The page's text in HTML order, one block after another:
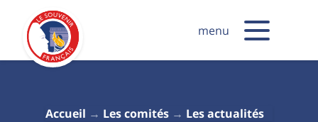
menu
Accueil Les comités Les actualités